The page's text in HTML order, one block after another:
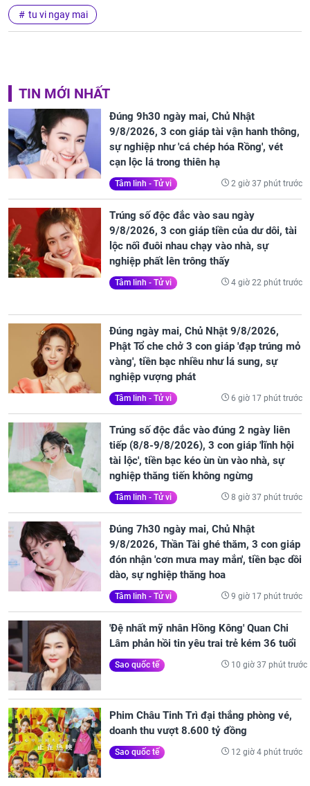
tu vi ngay mai
TIN MỚI NHẤT
Đúng 9h30 ngày mai, Chủ Nhật
9/8/2026, 3 con giáp tài vận hanh thông,
sự nghiệp như 'cá chép hóa Rồng', vét
cạn lộc lá trong thiên hạ
Tâm linh - Tử vi 2 giờ 37 phút trước
Trúng số độc đắc vào sau ngày
9/8/2026, 3 con giáp tiền của dư dôi, tài
lộc nối đuôi nhau chạy vào nhà, sự
nghiệp phất lên trông thấy
Tâm linh - Tử vi 4 giờ 22 phút trước
Đúng ngày mai, Chủ Nhật 9/8/2026,
Phật Tổ che chở 3 con giáp 'đạp trúng mỏ
vàng', tiền bạc nhiều như lá sung, sự
nghiệp vượng phát
Tâm linh - Tử vi 6 giờ 17 phút trước
Trúng số độc đắc vào đúng 2 ngày liên
tiếp (8/8-9/8/2026), 3 con giáp 'lĩnh hội
tài lộc', tiền bạc kéo ùn ùn vào nhà, sự
nghiệp thăng tiến không ngừng
Tâm linh - Tử vi 8 giờ 37 phút trước
Đúng 7h30 ngày mai, Chủ Nhật
9/8/2026, Thần Tài ghé thăm, 3 con giáp
đón nhận 'cơn mưa may mắn', tiền bạc dồi
dào, sự nghiệp thăng hoa
Tâm linh - Tử vi 9 giờ 17 phút trước
'Đệ nhất mỹ nhân Hồng Kông' Quan Chi
Lâm phản hồi tin yêu trai trẻ kém 36 tuổi
Sao quốc tế 10 giờ 37 phút trước
Phim Châu Tinh Trì đại thắng phòng vé,
doanh thu vượt 8.600 tỷ đồng
Sao quốc tế 12 giờ 4 phút trước